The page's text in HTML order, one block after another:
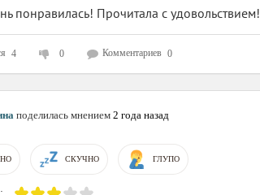
понравилась! Прочитала с
4 0 Комментариев 0
поделилась мнением 2 года назад
СКУЧНО ГЛУПО